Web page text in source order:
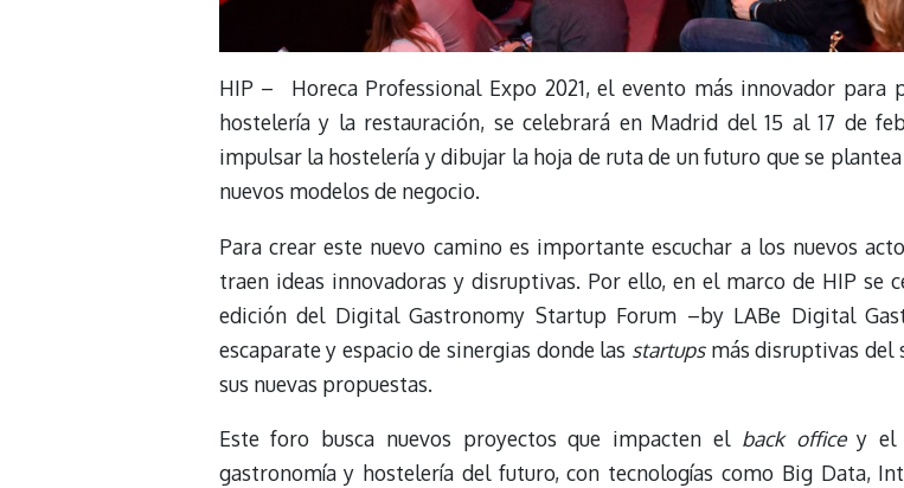
HIP –
Horeca Professional Expo 2021, el evento más innovador para
hostelería y la restauración, se celebrará en Madrid del 15 al 17 de
impulsar la hostelería y dibujar la hoja de ruta de un futuro que se
nuevos modelos de negocio.
Para crear este nuevo camino es importante escuchar a los nuevos
traen ideas innovadoras y disruptivas. Por ello, en el marco de HIP se
edición del Digital Gastronomy Startup Forum –by LABe Digital
escaparate y espacio de sinergias donde las startupsmás disruptivas del
sus nuevas propuestas.
Este foro busca nuevos proyectos que impacten el back officey el
gastronomía y hostelería del futuro, con tecnologías como Big Data,